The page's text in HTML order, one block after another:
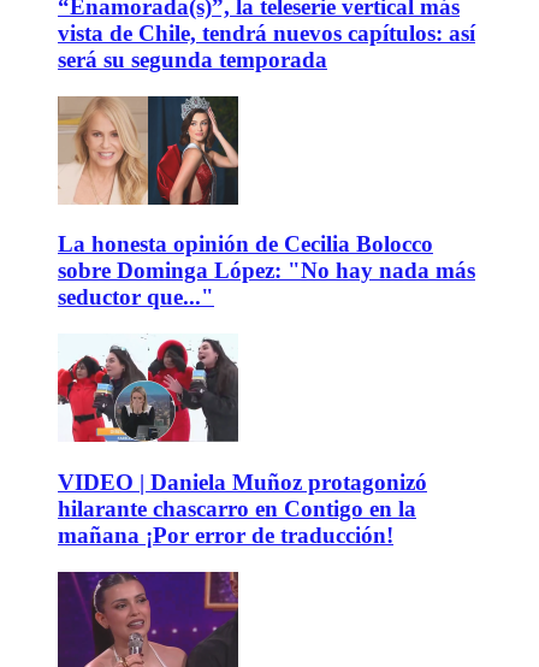
“Enamorada(s)”, la teleserie vertical más
vista de Chile, tendrá nuevos capítulos: así
será su segunda temporada
La honesta opinión de Cecilia Bolocco
sobre Dominga López: "No hay nada más
seductor que..."
VIDEO | Daniela Muñoz protagonizó
hilarante chascarro en Contigo en la
mañana ¡Por error de traducción!